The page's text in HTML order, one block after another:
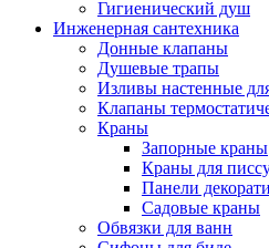
Гигиенический душ
Инженерная сантехника
Донные клапаны
Душевые трапы
Изливы настенные
Клапаны
Краны
Запорные краны
Краны для
Панели
Садовые краны
Обвязки для ванн